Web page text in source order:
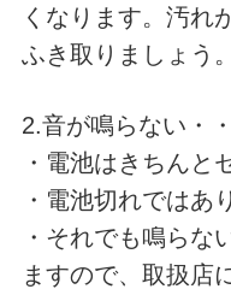
くなります。汚れ
ふき取りましょう。
2.音が鳴らない・・
・電池はきちんと
・電池切れではあ
・それでも鳴らな
ますので、取扱店